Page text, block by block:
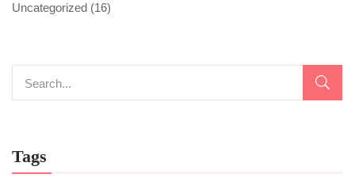
Uncategorized (16)
Tags